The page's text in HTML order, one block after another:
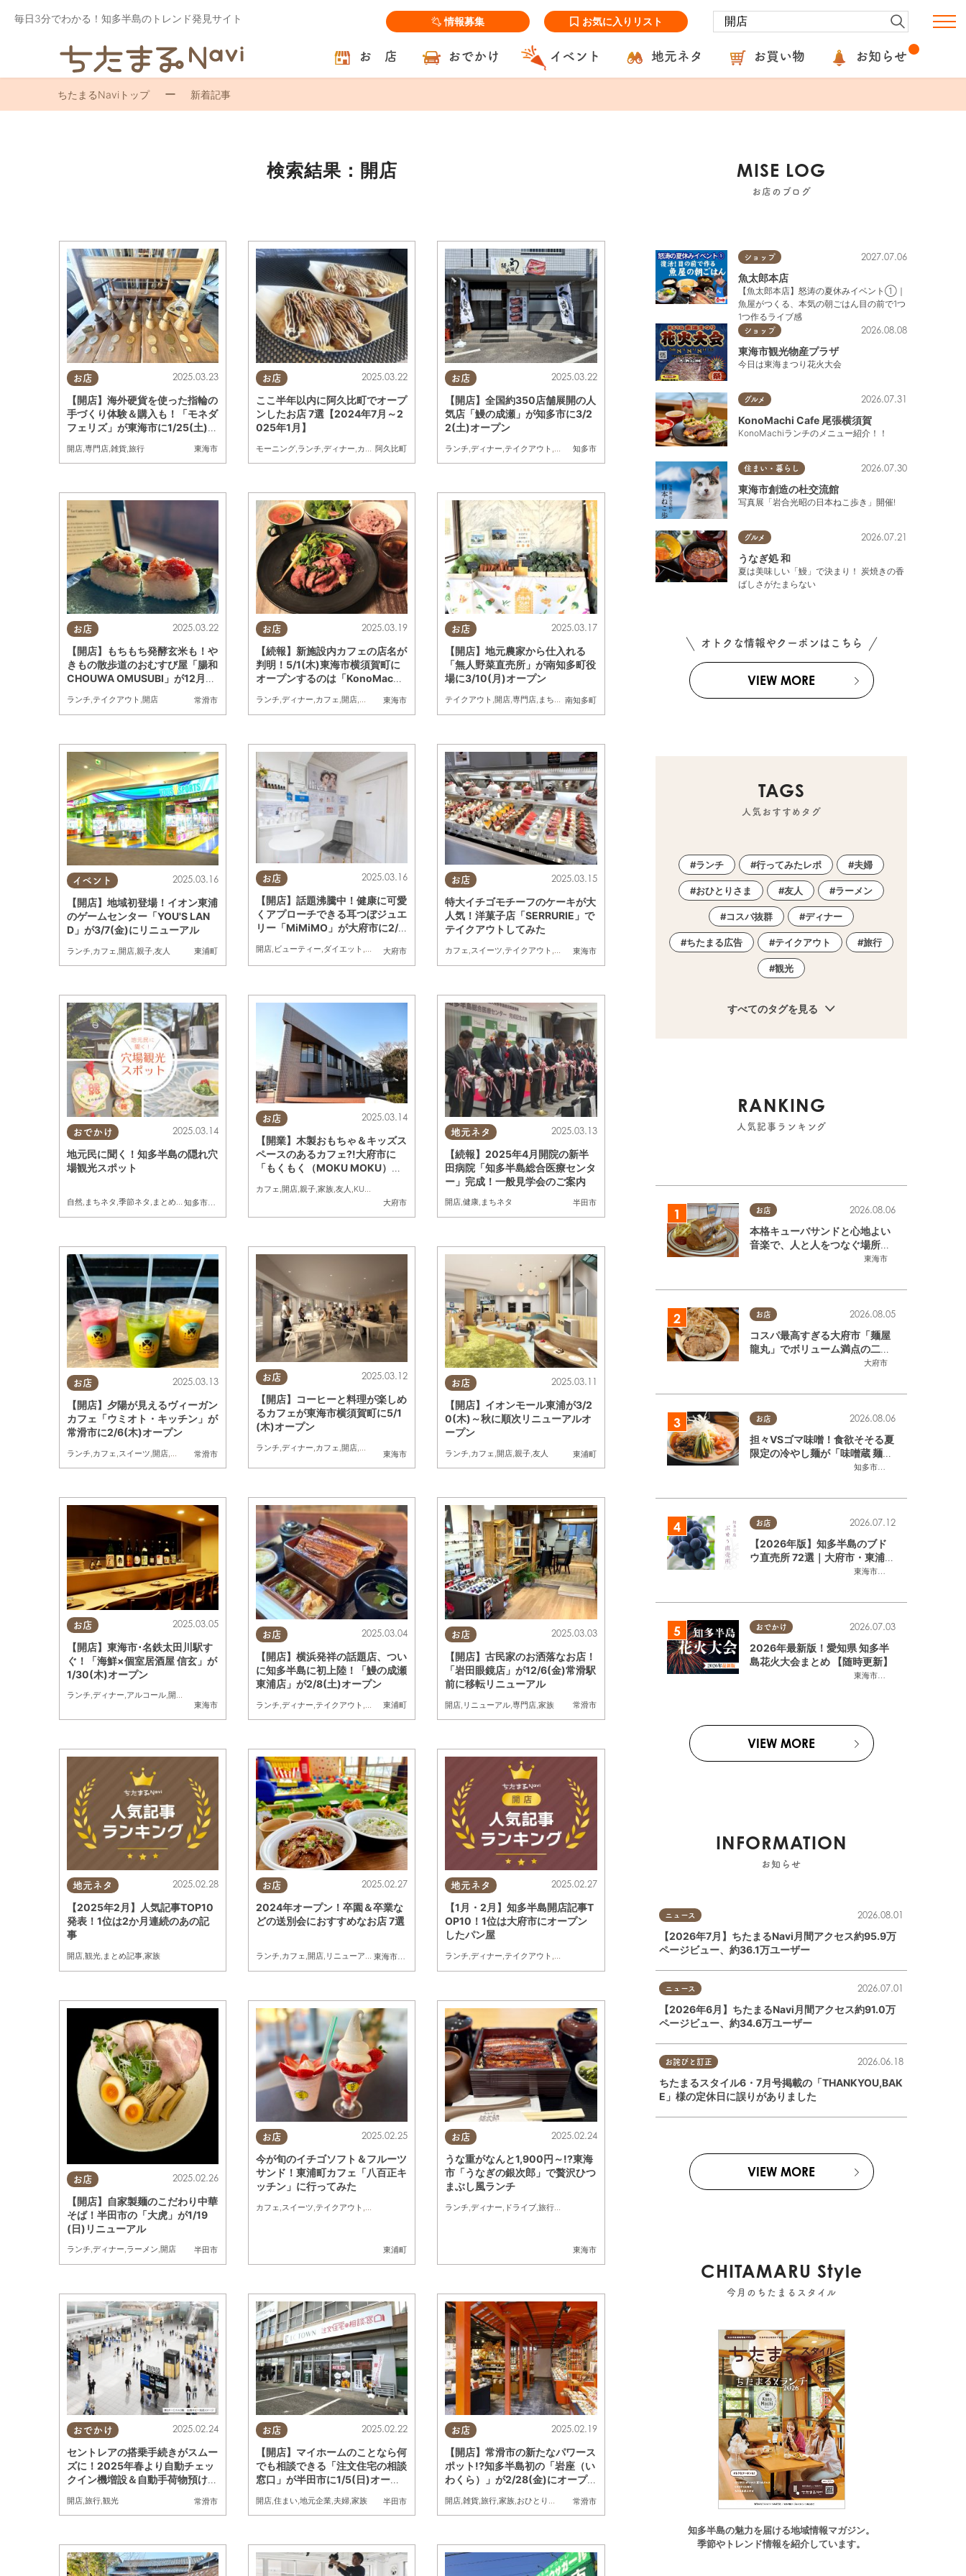
毎日3分でわかる！知多半島のトレンド発見サイト 情報募集 お気に入りリスト
お 店 おでかけ イベント 地元ネタ お買い物 お知らせ
ちたまるNaviトップ 新着記事
検索結果：開店
お店
東海市
2025.03.23
【開店】海外硬貨を使った指輪の
手づくり体験＆購入も！「モネダ
フェリズ」が東海市に1/25(土)オ
開店 専門店 雑貨 旅行
お店
阿久比町
2025.03.22
ここ半年以内に阿久比町でオープ
ンしたお店 7選【2024年7月～2
025年1月】
モーニング ランチ ,ディナー カフェ ,開店,まとめ記事
お店
知多市
2025.03.22
【開店】全国約350店舗展開の人
気店「鰻の成瀬」が知多市に3/2
2(土)オープン
ランチ ,ディナー ,テイクアウト 専門店
お店
常滑市
2025.03.22
【開店】もちもち発酵玄米も！や
きもの散歩道のおむすび屋「腸和
CHOUWA OMUSUBI」が12月に
ランチ,テイクアウト ,開店
お店
東海市
2025.03.19
【続報】新施設内カフェの店名が
判明！5/1(木)東海市横須賀町に
オープンするのは「KonoMachi
定
ランチ,ディナー,カフェ,開店,おひとりさま
お店
南知多町
2025.03.17
【開店】地元農家から仕入れる
「無人野菜直売所」が南知多町役
場に3/10(月)オープン
テイクアウト ,開店,専門店, まちネタ ,家族
イベント
東浦町
2025.03.16
【開店】地域初登場！イオン東浦
のゲームセンター「YOU'S LAN
D」が3/7(金)にリニューアル
ランチ カフェ 開店 親子 友人
お店
大府市
2025.03.16
【開店】話題沸騰中！健康に可愛
くアプローチできる耳つぼジュエ
リー「MiMiMO」が大府市に2/1
開店, ビューティー,ダイエット ,健康 ,おひとりさま
お店
東海市
2025.03.15
特大イチゴモチーフのケーキが大
人気！洋菓子店「SERRURIE」で
テイクアウトしてみた
カフェ,スイーツ,テイクアウト ,まちネタ,行ってみたレポ
おでかけ
知多市
,東浦町
2025.03.14
地元民に聞く！知多半島の隠れ穴
場観光スポット
自然, まちネタ ,季節ネタ , まとめ記事
お店
大府市
2025.03.14
【開業】木製おもちゃ＆キッズス
ペースのあるカフェ?!大府市に
「もくもく（MOKU MOKU）」
カフェ,開店,親子,家族,友人 ,KURUTOHP
地元ネタ
半田市
2025.03.13
【続報】2025年4月開院の新半
田病院「知多半島総合医療センタ
ー」完成！一般見学会のご案内
開店,健康, まちネタ
お店
常滑市
2025.03.13
【開店】夕陽が見えるヴィーガン
カフェ「ウミオト・キッチン」が
常滑市に2/6(木)オープン
ランチ,カフェ,スイーツ,開店,まちネタ,ペット
お店
東海市
2025.03.12
【開店】コーヒーと料理が楽しめ
るカフェが東海市横須賀町に5/1
(木)オープン
ランチ ,ディナー カフェ ,開店
お店
東浦町
2025.03.11
【開店】イオンモール東浦が3/2
0(木)～秋に順次リニューアルオ
ープン
ランチ,カフェ,開店,親子,友人
お店
東海市
2025.03.05
【開店】東海市･名鉄太田川駅す
ぐ！「海鮮×個室居酒屋 信玄」が
1/30(木)オープン
ランチ,ディナー,アルコール,開店
お店
東浦町
2025.03.04
【開店】横浜発祥の話題店、つい
に知多半島に初上陸！「鰻の成瀬
東浦店」が2/8(土)オープン
ランチ ,ディナー ,テイクアウト ,専門店
お店
常滑市
2025.03.03
【開店】古民家のお洒落なお店！
「岩田眼鏡店」が12/6(金)常滑駅
前に移転リニューアル
開店 リニューアル ,専門店 ,家族
地元ネタ 2025.02.28
【2025年2月】人気記事TOP10
発表！1位は2か月連続のあの記
事
開店,観光, まとめ記事,家族
お店
東海市
,大府市 東浦町,阿久比町,半田市,美浜町,南知多町
2025.02.27
2024年オープン！卒園＆卒業な
どの送別会におすすめなお店 7選
ランチ,カフェ,開店, リニューアル ,まとめ記事
地元ネタ 2025.02.27
【1月・2月】知多半島開店記事T
OP10！1位は大府市にオープン
したパン屋
ランチ,ディナー,テイクアウト ,開店
お店
半田市
2025.02.26
【開店】自家製麺のこだわり中華
そば！半田市の「大虎」が1/19
(日)リニューアル
ランチ,ディナー,ラーメン,開店
お店
東浦町
2025.02.25
今が旬のイチゴソフト＆フルーツ
サンド！東浦町カフェ「八百正キ
ッチン」に行ってみた
カフェ,スイーツ,テイクアウト ,行ってみたレポ
お店
東海市
2025.02.24
うな重がなんと1,900円～!?東海
市「うなぎの銀次郎」で贅沢ひつ
まぶし風ランチ
ランチ,ディナー, ドライブ,旅行,家族
おでかけ
常滑市
2025.02.24
セントレアの搭乗手続きがスムー
ズに！2025年春より自動チェッ
クイン機増設＆自動手荷物預け機
開店,旅行,観光
お店
半田市
2025.02.22
【開店】マイホームのことなら何
でも相談できる「注文住宅の相談
窓口」が半田市に1/5(日)オープ
開店,住まい,地元企業,夫婦,家族
お店
常滑市
2025.02.19
【開店】常滑市の新たなパワース
ポット!?知多半島初の「岩座（い
わくら）」が2/28(金)にオープ
開店,雑貨,旅行,家族,おひとりさま
MISE LOG
お店のブログ
ショップ 2027.07.06
魚太郎本店
【魚太郎本店】怒涛の夏休みイベント①｜
魚屋がつくる、本気の朝ごはん目の前で1つ
1つ作るライブ感
ショップ 2026.08.08
東海市観光物産プラザ
今日は東海まつり花火大会
グルメ 2026.07.31
KonoMachi Cafe 尾張横須賀
KonoMachiランチのメニュー紹介！！
住まい・暮らし 2026.07.30
東海市創造の杜交流館
写真展「岩合光昭の日本ねこ歩き」開催!
グルメ 2026.07.21
うなぎ処 和
夏は美味しい「鰻」で決まり！ 炭焼きの香
ばしさがたまらない
オトクな情報やクーポンはこちら
VIEW MORE
TAGS
人気おすすめタグ
ランチ 行ってみたレポ 夫婦
おひとりさま 友人 ラーメン
コスパ抜群 ディナー
ちたまる広告 テイクアウト 旅行
観光
すべてのタグを見る
RANKING
人気記事ランキング
お店
東海市
2026.08.06
本格キューバサンドと心地よい
音楽で、人と人をつなぐ場所。
東海市「JAMMIN'STANDHOU
お店
大府市
2026.08.05
コスパ最高すぎる大府市「麺屋
龍丸」でボリューム満点の二郎
系ラーメンを堪能してきた
お店
知多市半田市
2026.08.06
担々VSゴマ味噌！食欲そそる夏
限定の冷やし麺が「味噌蔵 麺四
朗 半田店・知多店」で登場／ち
お店
東海市大府市
2026.07.12
【2026年版】知多半島のブド
ウ直売所 72選｜大府市・東浦町
ほかエリア別に一挙紹介
おでかけ
東海市大府市
2026.07.03
2026年最新版！愛知県 知多半
島花火大会まとめ 【随時更新】
VIEW MORE
INFORMATION
お知らせ
ニュース 2026.08.01
【2026年7月】ちたまるNavi月間アクセス約95.9万
ページビュー、約36.1万ユーザー
ニュース 2026.07.01
【2026年6月】ちたまるNavi月間アクセス約91.0万
ページビュー、約34.6万ユーザー
お詫びと訂正 2026.06.18
ちたまるスタイル6・7月号掲載の「THANKYOU,BAK
E」様の定休日に誤りがありました
VIEW MORE
CHITAMARU Style
今月のちたまるスタイル
知多半島の魅力を届ける地域情報マガジン。
季節やトレンド情報を紹介しています。